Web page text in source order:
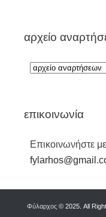
αρχείο
επικοινωνία
Επικοινωνήστε
Φύλαρχος © 2025. All